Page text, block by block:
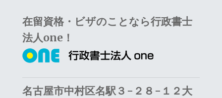
在留資格・ビザのことなら行政書士
法人one！
名古屋市中村区名駅３−２８−１２大